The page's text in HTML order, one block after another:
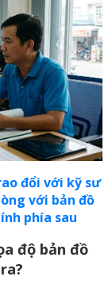
đổi với kỹ sư
với bản đồ
phía sau
độ bản đồ